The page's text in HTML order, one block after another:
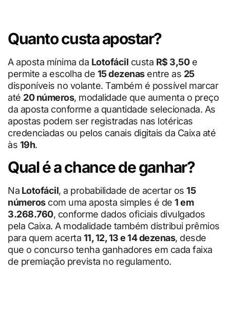
Quanto custa apostar?
A aposta mínima da Lotofácil custa R$ 3,50e
permite a escolha de 15 dezenasentre as 25
disponíveis no volante. Também é possível marcar
até 20 números, modalidade que aumenta o preço
da aposta conforme a quantidade selecionada. As
apostas podem ser registradas nas lotéricas
credenciadas ou pelos canais digitais da Caixa até
às 19h.
Qual é a chance de ganhar?
Na Lotofácil, a probabilidade de acertar os 15
númeroscom uma aposta simples é de 1 em
3.268.760, conforme dados oficiais divulgados
pela Caixa. A modalidade também distribui prêmios
para quem acerta 11, 12, 13 e 14 dezenas, desde
que o concurso tenha ganhadores em cada faixa
de premiação prevista no regulamento.